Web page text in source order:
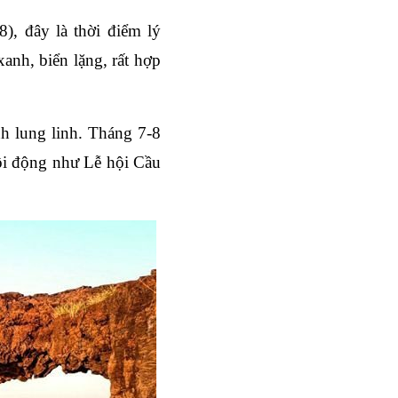
đây là thời điểm lý
biển lặng, rất hợp
lung linh. Tháng 7-8
động như Lễ hội Cầu